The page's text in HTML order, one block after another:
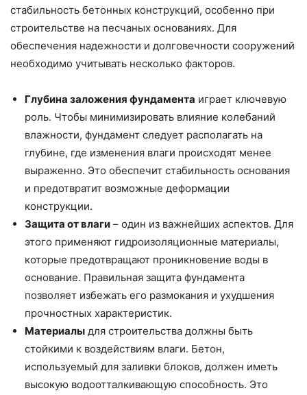
стабильность бетонных конструкций, особенно при
строительстве на песчаных основаниях. Для
обеспечения надежности и долговечности сооружений
необходимо учитывать несколько факторов.
Глубина заложения фундамента играет ключевую
роль. Чтобы минимизировать влияние колебаний
влажности, фундамент следует располагать на
глубине, где изменения влаги происходят менее
выраженно. Это обеспечит стабильность основания
и предотвратит возможные деформации
конструкции.
Защита от влаги – один из важнейших аспектов. Для
этого применяют гидроизоляционные материалы,
которые предотвращают проникновение воды в
основание. Правильная защита фундамента
позволяет избежать его размокания и ухудшения
прочностных характеристик.
Материалы для строительства должны быть
стойкими к воздействиям влаги. Бетон,
используемый для заливки блоков, должен иметь
высокую водоотталкивающую способность. Это